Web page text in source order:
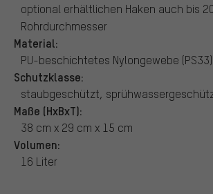
optional erhältlichen Haken auch bis
Rohrdurchmesser
Material:
PU-beschichtetes Nylongewebe (PS33)
Schutzklasse:
staubgeschützt,
Maße (HxBxT):
38 cm x 29 cm x 15 cm
Volumen:
16 Liter